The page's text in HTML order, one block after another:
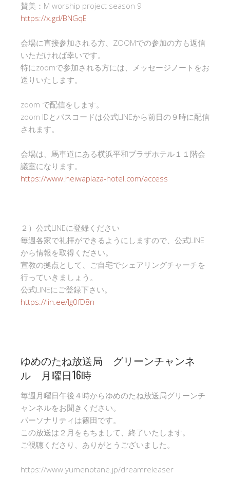
賛美：M worship project season 9
https://x.gd/BNGqE
会場に直接参加される方、ZOOMでの参加の方も返信
いただければ幸いです。
特にzoomで参加される方には、メッセージノートをお
送りいたします。
zoom で配信をします。
zoom IDとパスコードは公式LINEから前日の９時に配信
されます。
会場は、馬車道にある横浜平和プラザホテル１１階会
議室になります。
https://www.heiwaplaza-hotel.com/access
２）公式LINEに登録ください
毎週各家で礼拝ができるようにしますので、公式LINE
から情報を取得ください。
宣教の拠点として、ご自宅でシェアリングチャーチを
行っていきましょう。
公式LINEにご登録下さい。
https://lin.ee/Ig0fD8n
ゆめのたね放送局 グリーンチャンネ
ル 月曜日16時
毎週月曜日午後４時からゆめのたね放送局グリーンチ
ャンネルをお聞きください。
パーソナリティは篠田です。
この放送は２月をもちまして、終了いたします。
ご視聴くださり、ありがとうございました。
https://www.yumenotane.jp/dreamreleaser